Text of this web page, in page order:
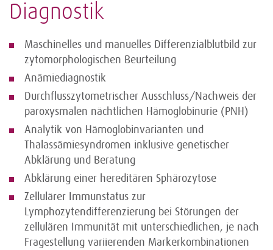
Diagnostik
Maschinelles und manuelles Differenzialblutbild zur
zytomorphologischen Beurteilung
Anämiediagnostik
Durchflusszytometrischer Ausschluss/Nachweis der
paroxysmalen nächtlichen Hämoglobinurie (PNH)
Analytik von Hämoglobinvarianten und
Thalassämiesyndromen inklusive genetischer
Abklärung und Beratung
Abklärung einer hereditären Sphärozytose
Zellulärer Immunstatus zur
Lymphozytendifferenzierung bei Störungen der
zellulären Immunität mit unterschiedlichen, je nach
Fragestellung variierenden Markerkombinationen